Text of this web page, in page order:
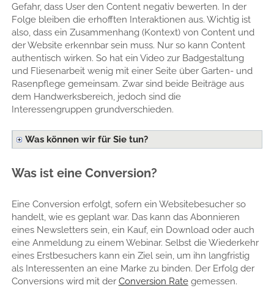
Gefahr, dass User den Content negativ bewerten. In der
Folge bleiben die erhofften Interaktionen aus. Wichtig ist
also, dass ein Zusammenhang (Kontext) von Content und
der Website erkennbar sein muss. Nur so kann Content
authentisch wirken. So hat ein Video zur Badgestaltung
und Fliesenarbeit wenig mit einer Seite über Garten- und
Rasenpflege gemeinsam. Zwar sind beide Beiträge aus
dem Handwerksbereich, jedoch sind die
Interessengruppen grundverschieden.
Was können wir für Sie tun?
Was ist eine Conversion?
Eine Conversion erfolgt, sofern ein Websitebesucher so
handelt, wie es geplant war. Das kann das Abonnieren
eines Newsletters sein, ein Kauf, ein Download oder auch
eine Anmeldung zu einem Webinar. Selbst die Wiederkehr
eines Erstbesuchers kann ein Ziel sein, um ihn langfristig
als Interessenten an eine Marke zu binden. Der Erfolg der
Conversions wird mit der Conversion Rategemessen.